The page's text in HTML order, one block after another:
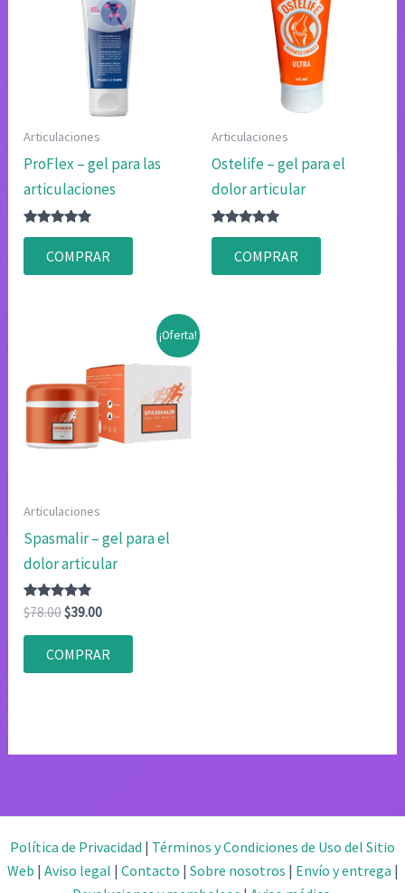
Articulaciones
ProFlex – gel para las
articulaciones
Valorado
4.83
de 5
COMPRAR
Articulaciones
Ostelife – gel para el
dolor articular
Valorado
4.75
de 5
COMPRAR
¡Oferta!
Articulaciones
Spasmalir – gel para el
dolor articular
Valorado
con
4.80
de 5
$78.00El
original
era:
$39.00El
actual
es:
COMPRAR
Política de Privacidad | Términos y Condiciones de Uso del Sitio
Web | Aviso legal | Contacto | Sobre nosotros | Envío y entrega |